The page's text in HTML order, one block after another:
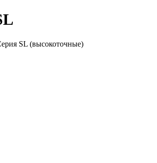
SL (высокоточные)